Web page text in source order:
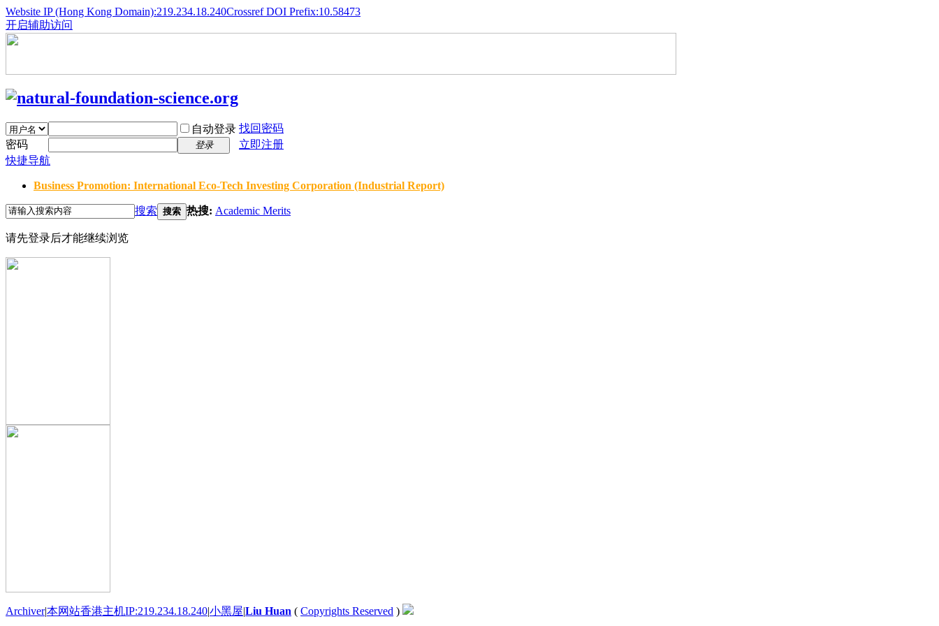
Website IP (Hong Kong Domain):219.234.18.240Crossref DOI Prefix:10.58473
开启辅助访问
自动登录 找回密码
密码
登录
立即注册
快捷导航
Business Promotion: International Eco-Tech Investing Corporation (Industrial Report)
搜索 搜索 热搜: Academic Merits
请先登录后才能继续浏览
Archiver|本网站香港主机IP:219.234.18.240|小黑屋|Liu Huan ( Copyrights Reserved )